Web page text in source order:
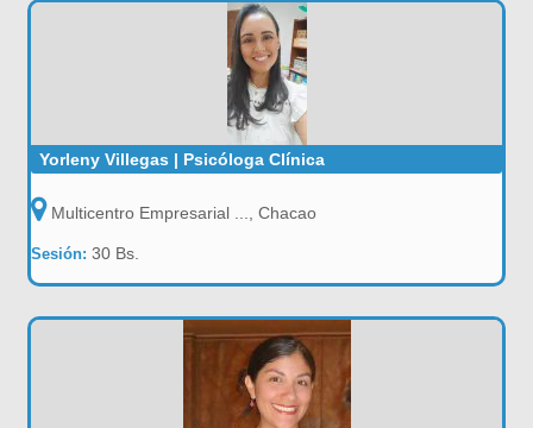
Yorleny Villegas | Psicóloga Clínica
Multicentro Empresarial ..., Chacao
Sesión:30 Bs.